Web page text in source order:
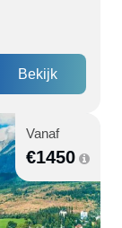
Bekijk
Vanaf
€1450